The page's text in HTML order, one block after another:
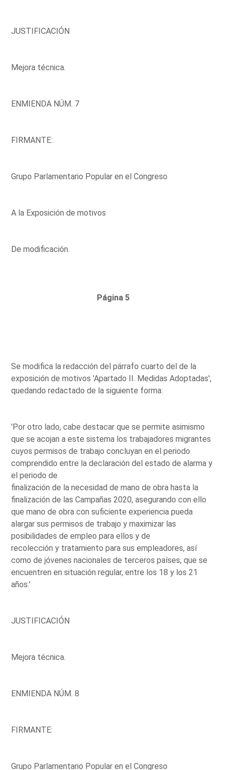
JUSTIFICACIÓN
Mejora técnica.
ENMIENDA NÚM. 7
FIRMANTE:
Grupo Parlamentario Popular en el Congreso
A la Exposición de motivos
De modificación.
Página 5
Se modifica la redacción del párrafo cuarto del de la
exposición de motivos 'Apartado II. Medidas Adoptadas',
quedando redactado de la siguiente forma:
'Por otro lado, cabe destacar que se permite asimismo
que se acojan a este sistema los trabajadores migrantes
cuyos permisos de trabajo concluyan en el periodo
comprendido entre la declaración del estado de alarma y
el periodo de
finalización de la necesidad de mano de obra hasta la
finalización de las Campañas 2020, asegurando con ello
que mano de obra con suficiente experiencia pueda
alargar sus permisos de trabajo y maximizar las
posibilidades de empleo para ellos y de
recolección y tratamiento para sus empleadores, así
como de jóvenes nacionales de terceros países, que se
encuentren en situación regular, entre los 18 y los 21
años.'
JUSTIFICACIÓN
Mejora técnica.
ENMIENDA NÚM. 8
FIRMANTE:
Grupo Parlamentario Popular en el Congreso